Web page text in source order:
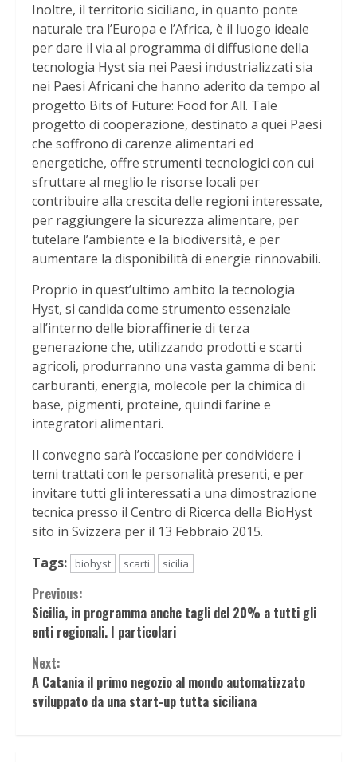
Inoltre, il territorio siciliano, in quanto ponte
naturale tra l’Europa e l’Africa, è il luogo ideale
per dare il via al programma di diffusione della
tecnologia Hyst sia nei Paesi industrializzati sia
nei Paesi Africani che hanno aderito da tempo al
progetto Bits of Future: Food for All. Tale
progetto di cooperazione, destinato a quei Paesi
che soffrono di carenze alimentari ed
energetiche, offre strumenti tecnologici con cui
sfruttare al meglio le risorse locali per
contribuire alla crescita delle regioni interessate,
per raggiungere la sicurezza alimentare, per
tutelare l’ambiente e la biodiversità, e per
aumentare la disponibilità di energie rinnovabili.
Proprio in quest’ultimo ambito la tecnologia
Hyst, si candida come strumento essenziale
all’interno delle bioraffinerie di terza
generazione che, utilizzando prodotti e scarti
agricoli, produrranno una vasta gamma di beni:
carburanti, energia, molecole per la chimica di
base, pigmenti, proteine, quindi farine e
integratori alimentari.
Il convegno sarà l’occasione per condividere i
temi trattati con le personalità presenti, e per
invitare tutti gli interessati a una dimostrazione
tecnica presso il Centro di Ricerca della BioHyst
sito in Svizzera per il 13 Febbraio 2015.
Tags:
biohyst scarti sicilia
Continue
Reading
Previous:
Sicilia, in programma anche tagli del 20% a tutti gli
enti regionali. I particolari
Next:
A Catania il primo negozio al mondo automatizzato
sviluppato da una start-up tutta siciliana